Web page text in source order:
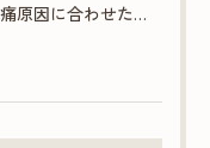
腰痛原因に合わせた接骨院の根本ケア方法